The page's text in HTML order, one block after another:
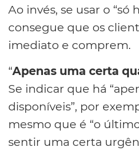
Ao invés, se usar o “só
consegue que os
imediato e comprem.
“Apenas uma certa
Se indicar que há
disponíveis”, por
mesmo que é “o
sentir uma certa